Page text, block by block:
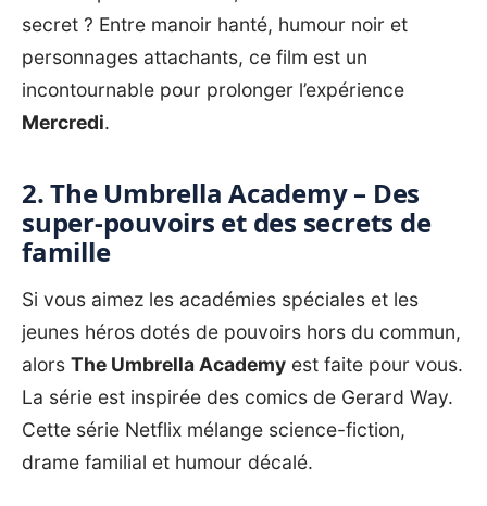
secret ? Entre manoir hanté, humour noir et
personnages attachants, ce film est un
incontournable pour prolonger l’expérience
Mercredi.
2. The Umbrella Academy – Des
super-pouvoirs et des secrets de
famille
Si vous aimez les académies spéciales et les
jeunes héros dotés de pouvoirs hors du commun,
alors The Umbrella Academy est faite pour vous.
La série est inspirée des comics de Gerard Way.
Cette série Netflix mélange science-fiction,
drame familial et humour décalé.